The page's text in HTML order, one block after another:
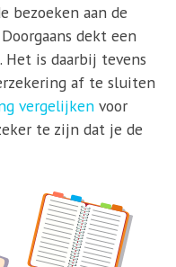
bezoeken aan de
dekt een
Het is daarbij tevens
af te sluiten
vergelijkenvoor
te zijn dat je de